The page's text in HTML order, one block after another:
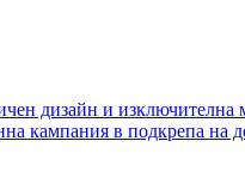
дизайн и изключителна
кампания в подкрепа на